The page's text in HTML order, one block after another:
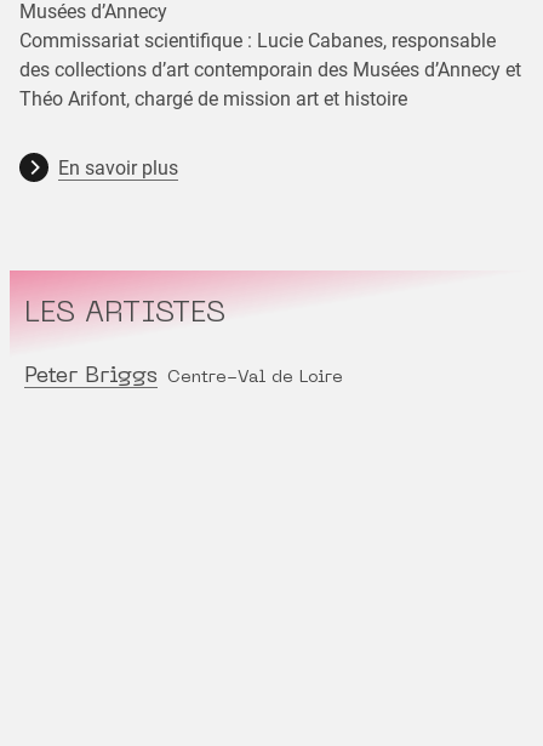
Musées d’Annecy
Commissariat scientifique : Lucie Cabanes, responsable
des collections d’art contemporain des Musées d’Annecy et
Théo Arifont, chargé de mission art et histoire
En savoir plus
LES ARTISTES
Peter Briggs Centre-Val de Loire